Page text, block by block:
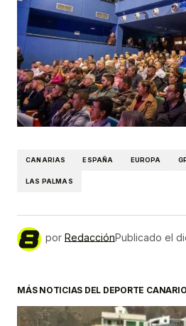
CANARIAS ESPAÑA EUROPA
LAS PALMAS
por RedacciónPublicado el
MÁS NOTICIAS DEL DEPORTE CANARIO